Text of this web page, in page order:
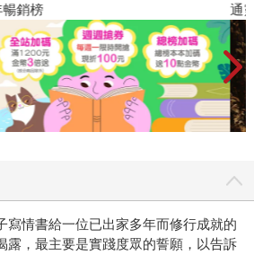
暢銷榜 通
寫情書給一位已出家多年而修行成就的
露，最主要是實踐度眾的誓願，以告訴